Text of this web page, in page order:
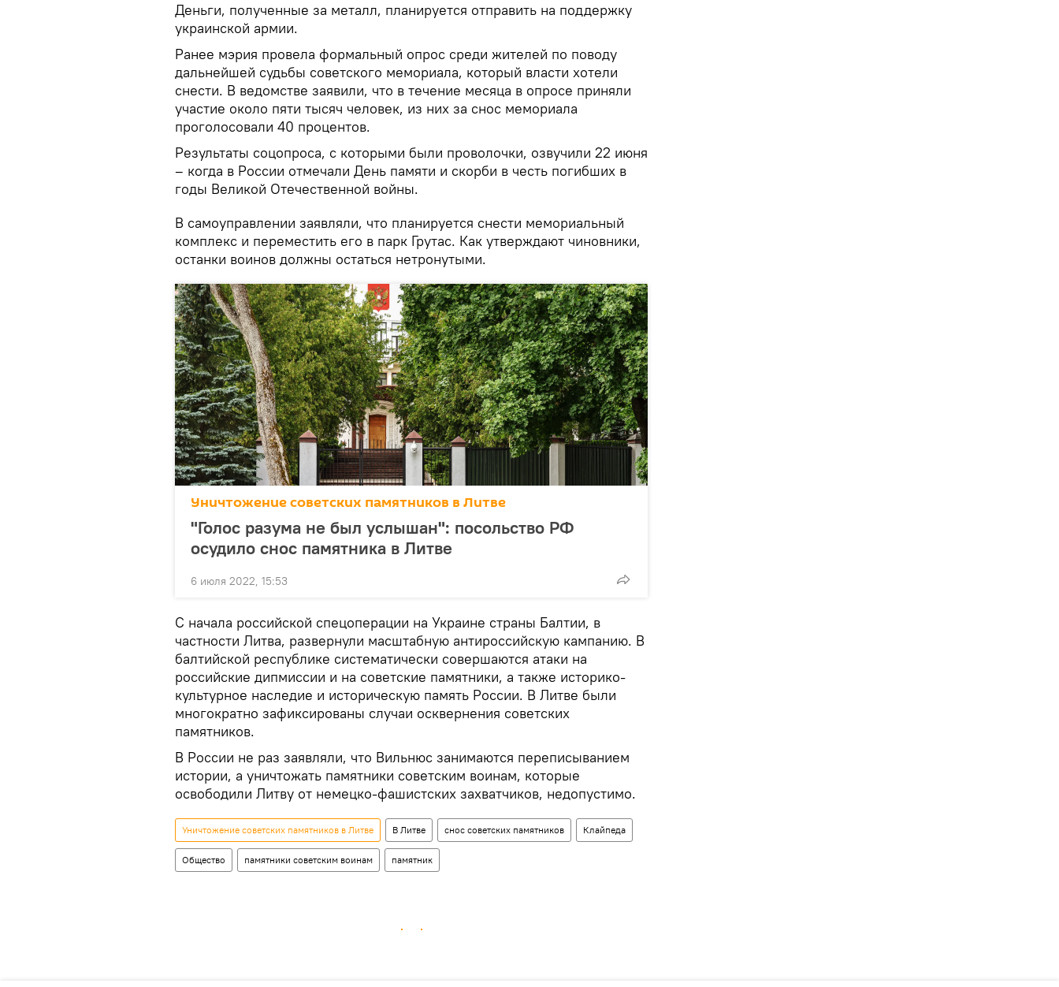
Деньги, полученные за металл, планируется отправить на поддержку
украинской армии.
Ранее мэрия провела формальный опрос среди жителей по поводу
дальнейшей судьбы советского мемориала, который власти хотели
снести. В ведомстве заявили, что в течение месяца в опросе приняли
участие около пяти тысяч человек, из них за снос мемориала
проголосовали 40 процентов.
Результаты соцопроса, с которыми были проволочки, озвучили 22 июня
– когда в России отмечали День памяти и скорби в честь погибших в
годы Великой Отечественной войны.
В самоуправлении заявляли, что планируется снести мемориальный
комплекс и переместить его в парк Грутас. Как утверждают чиновники,
останки воинов должны остаться нетронутыми.
Уничтожение советских памятников в Литве
"Голос разума не был услышан": посольство РФ
осудило снос памятника в Литве
6 июля 2022, 15:53
С начала российской спецоперации на Украине страны Балтии, в
частности Литва, развернули масштабную антироссийскую кампанию. В
балтийской республике систематически совершаются атаки на
российские дипмиссии и на советские памятники, а также историко-
культурное наследие и историческую память России. В Литве были
многократно зафиксированы случаи осквернения советских
памятников.
В России не раз заявляли, что Вильнюс занимаются переписыванием
истории, а уничтожать памятники советским воинам, которые
освободили Литву от немецко-фашистских захватчиков, недопустимо.
Уничтожение советских памятников в Литве В Литве снос советских памятников Клайпеда
Общество памятники советским воинам памятник